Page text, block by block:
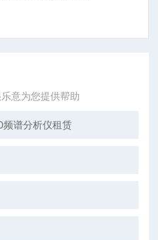
意为您提供帮助